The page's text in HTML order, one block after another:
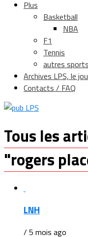
Plus
Basketball
NBA
F1
Tennis
autres sports
Archives LPS, le
Contacts / FAQ
Tous les
"rogers
LNH
/ 5 mois ago